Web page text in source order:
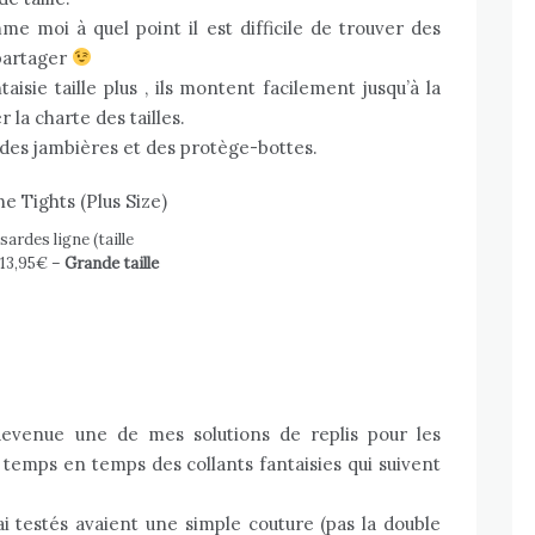
moi à quel point il est difficile de trouver des
taille plus, ils montent facilement jusqu’à la
la charte des tailles.
jambières et des protège-bottes.
ligne (taille
– Grande taille
une de mes solutions de replis pour les
en temps des collants fantaisies qui suivent
testés avaient une simple couture (pas la double